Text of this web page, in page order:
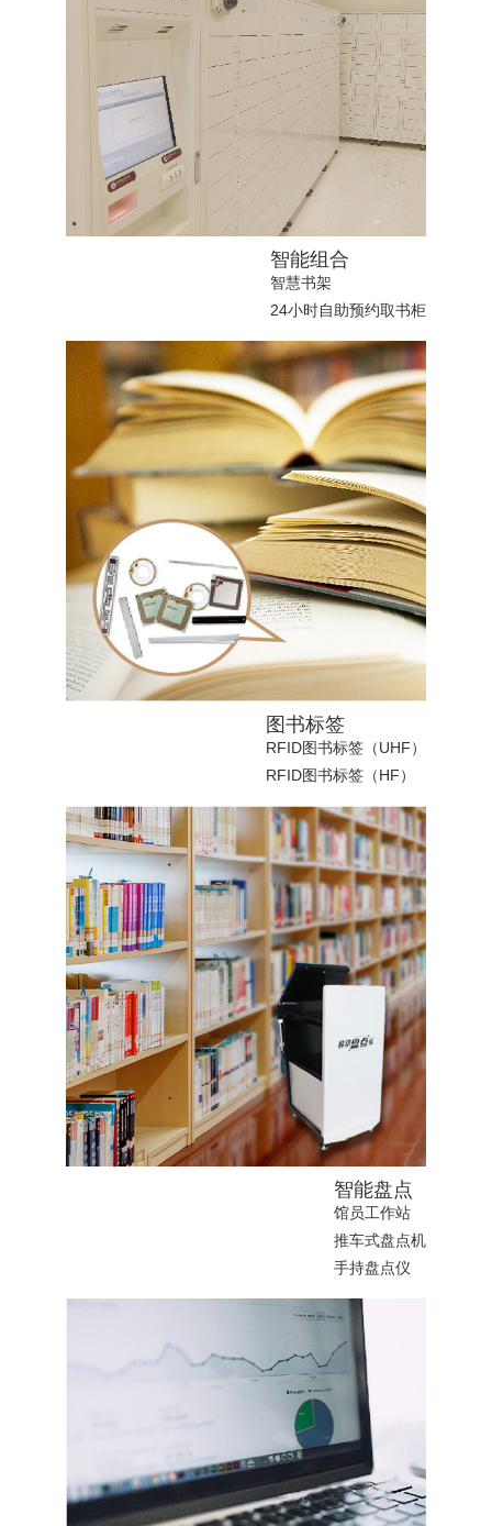
智能组合
智慧书架
24小时自助预约取书柜
图书标签
RFID图书标签（UHF）
RFID图书标签（HF）
智能盘点
馆员工作站
推车式盘点机
手持盘点仪